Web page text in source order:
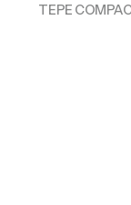
TEPE